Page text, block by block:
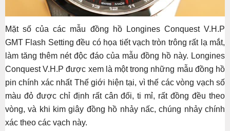
Mặt số của các mẫu đồng hồ Longines Conquest V.H.P
GMT Flash Setting đều có họa tiết vạch tròn trông rất lạ mắt,
làm tăng thêm nét độc đáo của mẫu đồng hồ này. Longines
Conquest V.H.P được xem là một trong những mẫu đồng hồ
pin chính xác nhất Thế giới hiện tại, vì thế các vòng vạch số
màu đỏ được chỉ định rất cân đối, ti mỉ, rất đồng đều theo
vòng, và khi kim giây đồng hồ nhảy nấc, chúng nhảy chính
xác theo các vạch này.